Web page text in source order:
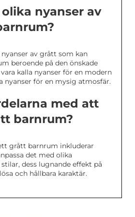
nyanser av
av grått som kan
beroende på den önskade
kalla nyanser för en modern
nyanser för en mysig atmosfär.
med att
barnrum?
grått barnrum inkluderar
det med olika
dess lugnande effekt på
och hållbara karaktär.